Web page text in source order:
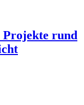
Projekte rund